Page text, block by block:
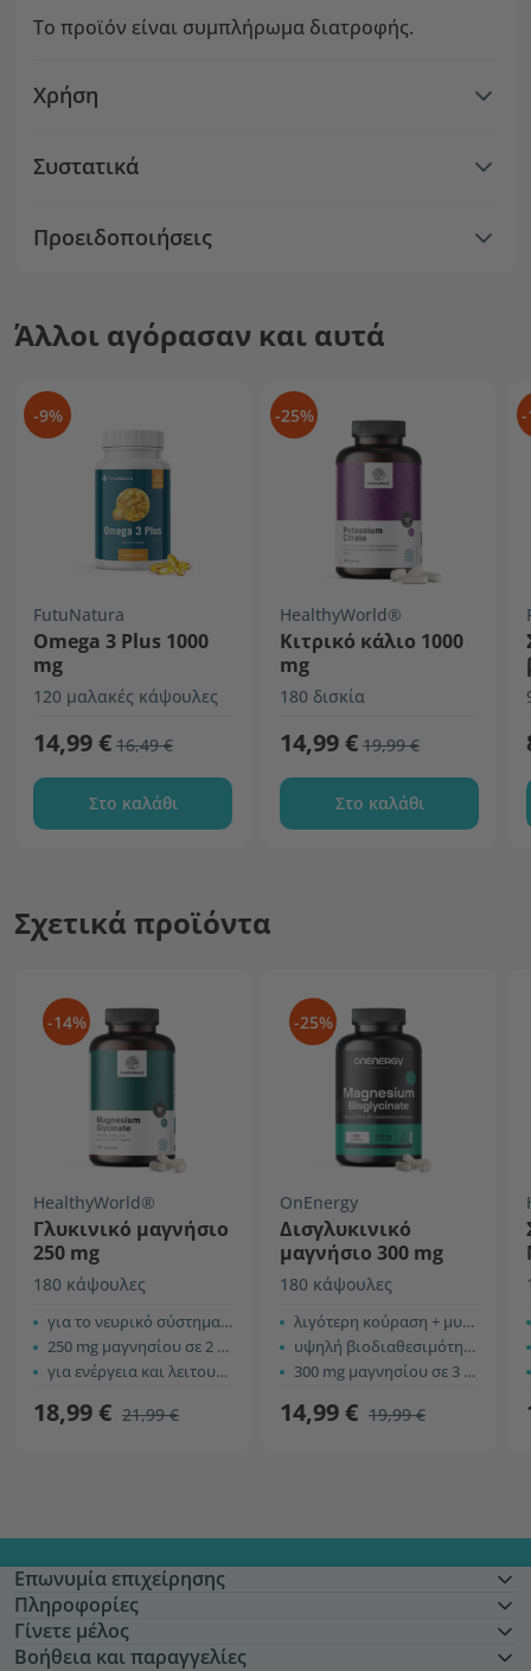
Το προϊόν είναι συμπλήρωμα διατροφής.
Χρήση
Συστατικά
Προειδοποιήσεις
Άλλοι αγόρασαν και αυτά
-9%
FutuNatura
Omega 3 Plus 1000
mg
120 μαλακές κάψουλες
14,99 € 16,49 €
Στο καλάθι
-25%
HealthyWorld®
Κιτρικό κάλιο 1000
mg
180 δισκία
14,99 € 19,99 €
Στο καλάθι
-
Σχετικά προϊόντα
-14%
HealthyWorld®
Γλυκινικό μαγνήσιο
250 mg
180 κάψουλες
για το νευρικό σύστημα και τους μύες
250 mg μαγνησίου σε 2 κάψουλες
για ενέργεια και λειτουργία των μυών
18,99 € 21,99 €
-25%
OnEnergy
Δισγλυκινικό
μαγνήσιο 300 mg
180 κάψουλες
λιγότερη κούραση + μυϊκό + νευρικό σύστημα
υψηλή βιοδιαθεσιμότητα
300 mg μαγνησίου σε 3 κάψουλες
14,99 € 19,99 €
Επωνυμία επιχείρησης
Πληροφορίες
Γίνετε μέλος
Βοήθεια και παραγγελίες